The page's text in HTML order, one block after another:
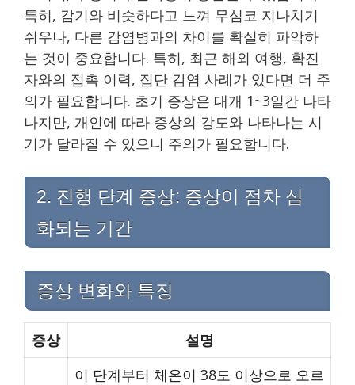
특히, 감기와 비슷하다고 느껴 무심코 지나치기
쉬우나, 다른 감염병과의 차이를 확실히 파악하
는 것이 중요합니다. 특히, 최근 해외 여행, 확진
자와의 접촉 이력, 집단 감염 사례가 있다면 더 주
의가 필요합니다. 초기 증상은 대개 1~3일간 나타
나지만, 개인에 따라 증상의 강도와 나타나는 시
기가 달라질 수 있으니 주의가 필요합니다.
2. 진행 단계 증상: 증상이 점차 심
화되는 기간
증상 변화와 특징
증상 설명
이 단계부터 체온이 38도 이상으로 오르